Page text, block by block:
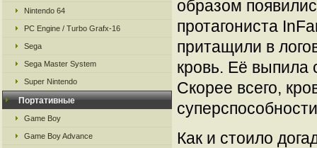
Nintendo 64
PC Engine / Turbo Grafx-16
Sega
Sega Master System
Super Nintendo
Портативные
Game Boy
Game Boy Advance
образом
протагониста
притащили в
кровь. Её выпила
Скорее всего,
Как и стоило